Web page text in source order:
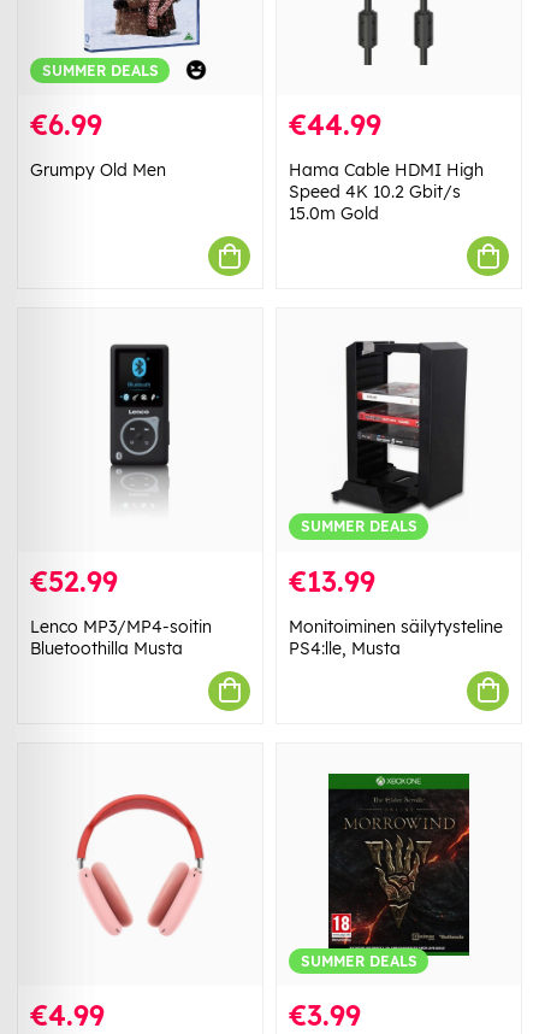
SUMMER DEALS
€6.99
Grumpy Old Men
€44.99
Hama Cable HDMI High
Speed 4K 10.2 Gbit/s
15.0m Gold
€52.99
Lenco MP3/MP4-soitin
Bluetoothilla Musta
SUMMER DEALS
€13.99
Monitoiminen säilytysteline
PS4:lle, Musta
€4.99
SUMMER DEALS
€3.99